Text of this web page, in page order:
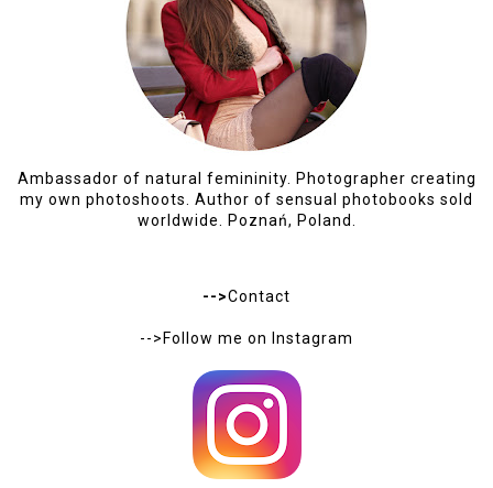
Ambassador of natural femininity. Photographer creating
my own photoshoots. Author of sensual photobooks sold
worldwide. Poznań, Poland.
-->Contact
-->Follow me on Instagram